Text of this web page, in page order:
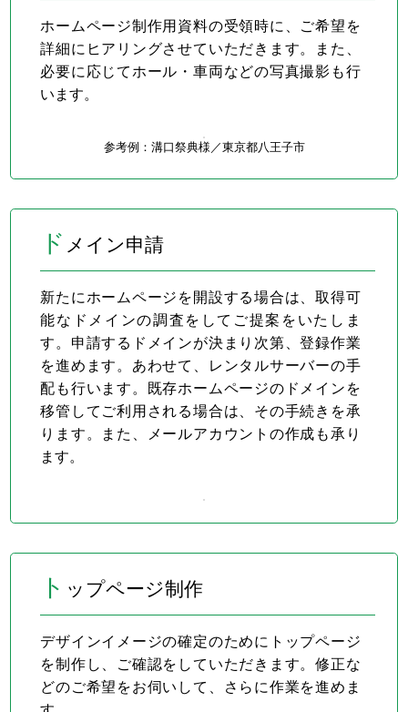
ホームページ制作用資料の受領時に、ご希望を
詳細にヒアリングさせていただきます。また、
必要に応じてホール・車両などの写真撮影も行
います。
参考例：溝口祭典様／東京都八王子市
ド メイン申請
新たにホームページを開設する場合は、取得可
能なドメインの調査をしてご提案をいたしま
す。申請するドメインが決まり次第、登録作業
を進めます。あわせて、レンタルサーバーの手
配も行います。既存ホームページのドメインを
移管してご利用される場合は、その手続きを承
ります。また、メールアカウントの作成も承り
ます。
ト ップページ制作
デザインイメージの確定のためにトップページ
を制作し、ご確認をしていただきます。修正な
どのご希望をお伺いして、さらに作業を進めま